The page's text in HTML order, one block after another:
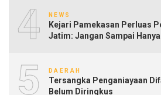
4 NEWS
Kejari Pamekasan Perluas
Jatim: Jangan Sampai
5 DAERAH
Tersangka Penganiayaan
Belum Diringkus